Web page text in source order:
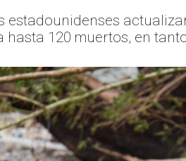
estadounidenses
hasta 120 muertos, en